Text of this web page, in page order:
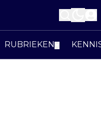
RUBRIEKEN